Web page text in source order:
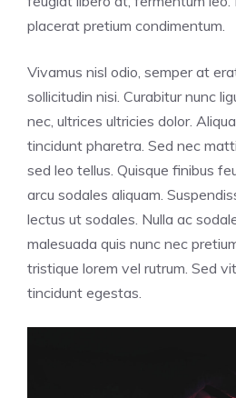
placerat pretium condimentum.
Vivamus nisl odio, semper at
sollicitudin nisi. Curabitur nunc
nec, ultrices ultricies dolor.
tincidunt pharetra. Sed nec
sed leo tellus. Quisque finibus
arcu sodales aliquam.
lectus ut sodales. Nulla ac
malesuada quis nunc nec
tristique lorem vel rutrum. Sed
tincidunt egestas.